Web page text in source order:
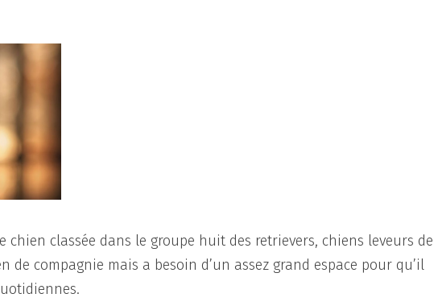
chien classée dans le groupe huit des retrievers, chiens leveurs de
de compagnie mais a besoin d’un assez grand espace pour qu’il